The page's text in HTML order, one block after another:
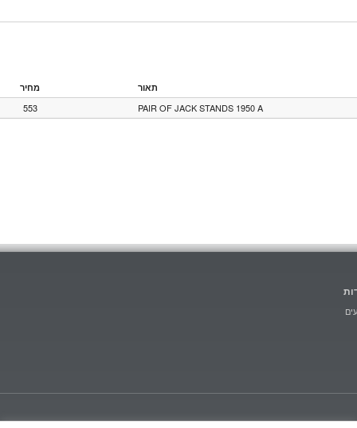
תאור מחיר
PAIR OF JACK STANDS 1950 A
553